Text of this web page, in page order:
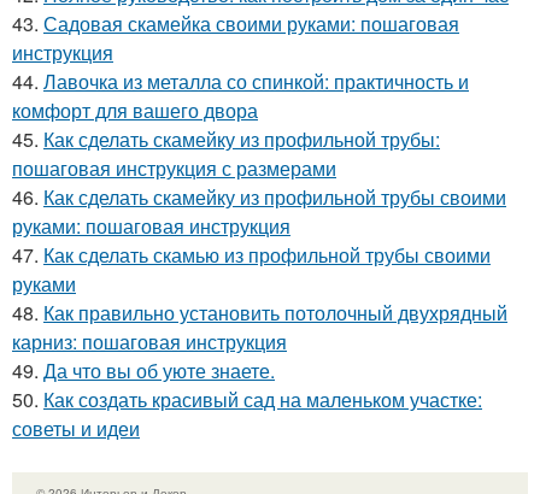
43. Садовая скамейка своими руками: пошаговая
инструкция
44. Лавочка из металла со спинкой: практичность и
комфорт для вашего двора
45. Как сделать скамейку из профильной трубы:
пошаговая инструкция с размерами
46. Как сделать скамейку из профильной трубы своими
руками: пошаговая инструкция
47. Как сделать скамью из профильной трубы своими
руками
48. Как правильно установить потолочный двухрядный
карниз: пошаговая инструкция
49. Да что вы об уюте знаете.
50. Как создать красивый сад на маленьком участке:
советы и идеи